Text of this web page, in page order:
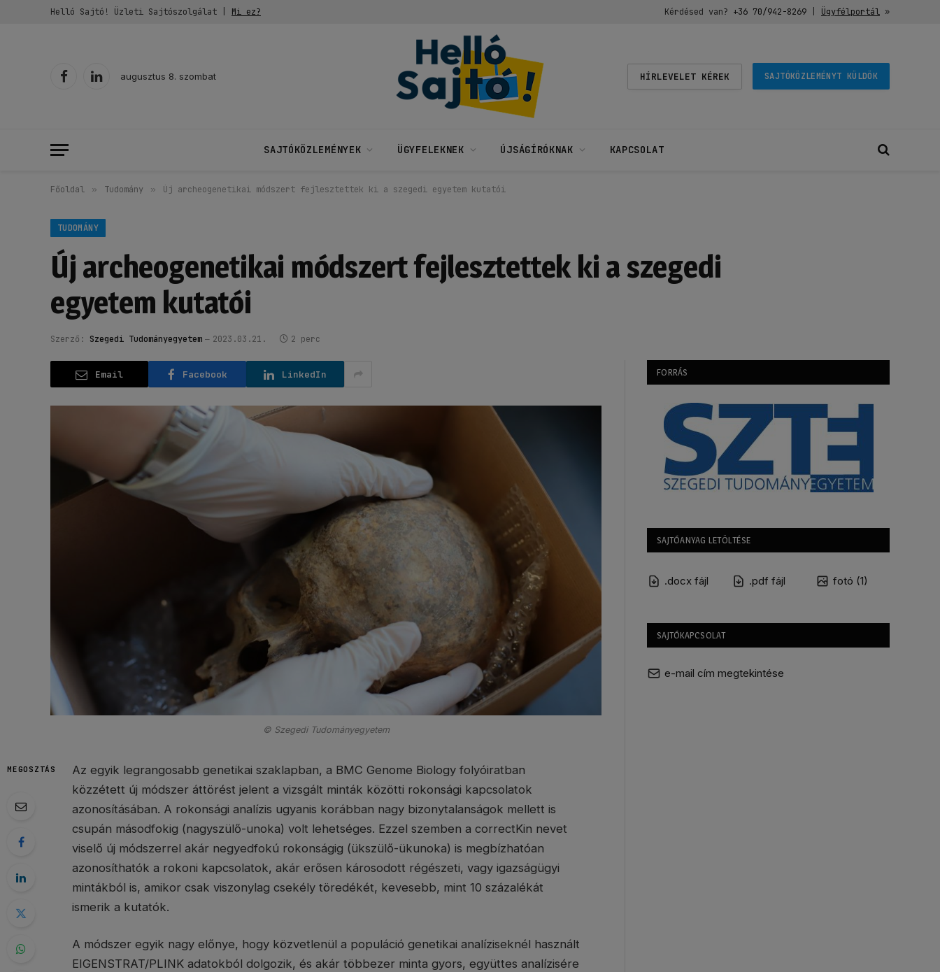
Helló Sajtó! Üzleti Sajtószolgálat | Mi ez? Kérdésed van? +36 70/942-8269| Ügyfélportál»
FacebookLinkedIn
augusztus 8. szombat HÍRLEVELET KÉREK SAJTÓKÖZLEMÉNYT KÜLDÖK
SAJTÓKÖZLEMÉNYEK ÜGYFELEKNEK ÚJSÁGÍRÓKNAK KAPCSOLAT
Főoldal » Tudomány » Új archeogenetikai módszert fejlesztettek ki a szegedi egyetem kutatói
TUDOMÁNY
Új archeogenetikai módszert fejlesztettek ki a szegedi
egyetem kutatói
Szerző: Szegedi Tudományegyetem 2023.03.21. 2 perc
Email Facebook LinkedIn
© Szegedi Tudományegyetem
MEGOSZTÁS
Az egyik legrangosabb genetikai szaklapban, a BMC Genome Biology folyóiratban
közzétett új módszer áttörést jelent a vizsgált minták közötti rokonsági kapcsolatok
azonosításában. A rokonsági analízis ugyanis korábban nagy bizonytalanságok mellett is
csupán másodfokig (nagyszülő-unoka) volt lehetséges. Ezzel szemben a correctKin nevet
viselő új módszerrel akár negyedfokú rokonságig (ükszülő-ükunoka) is megbízhatóan
azonosíthatók a rokoni kapcsolatok, akár erősen károsodott régészeti, vagy igazságügyi
mintákból is, amikor csak viszonylag csekély töredékét, kevesebb, mint 10 százalékát
ismerik a kutatók.
A módszer egyik nagy előnye, hogy közvetlenül a populáció genetikai analíziseknél használt
EIGENSTRAT/PLINK adatokból dolgozik, és akár többezer minta gyors, együttes analízisére
FORRÁS
SAJTÓANYAG LETÖLTÉSE
.docx fájl .pdf fájl fotó (1)
SAJTÓKAPCSOLAT
e-mail cím megtekintése